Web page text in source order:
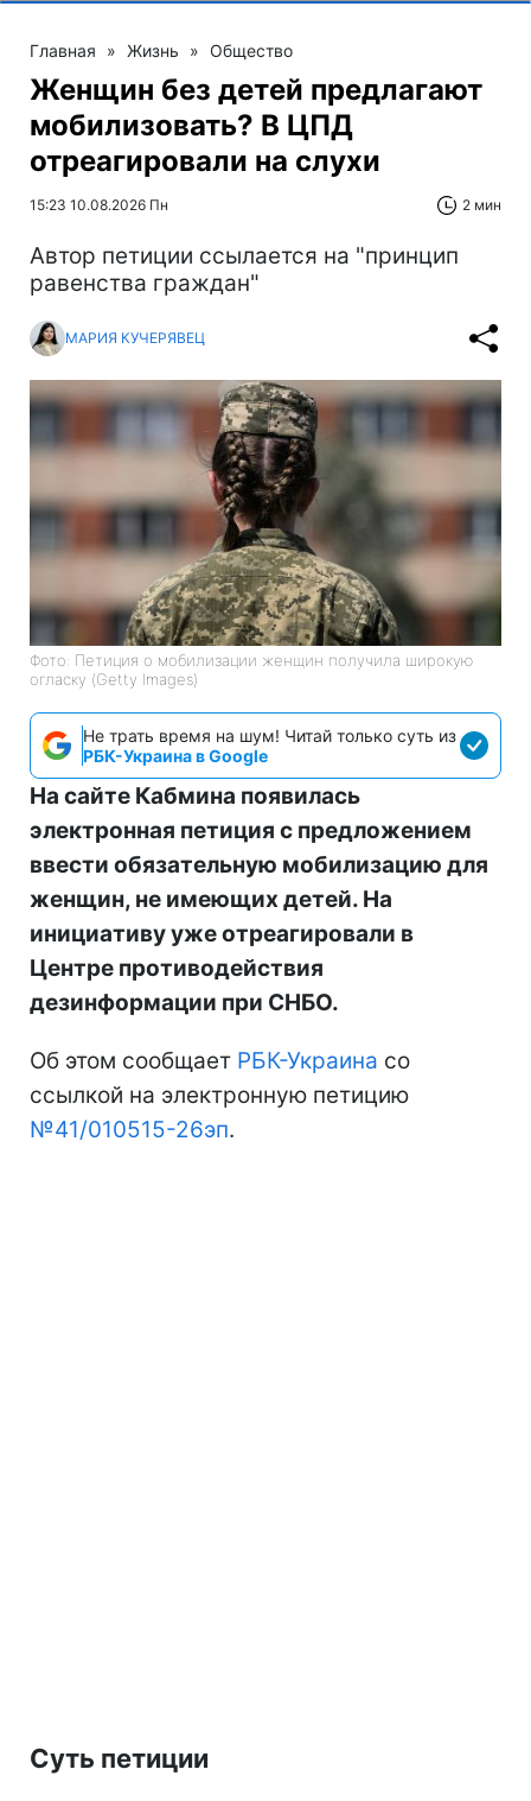
Главная » Жизнь » Общество
Женщин без детей предлагают
мобилизовать? В ЦПД
отреагировали на слухи
15:23 10.08.2026 Пн 2 мин
Автор петиции ссылается на "принцип
равенства граждан"
МАРИЯ КУЧЕРЯВЕЦ
Фото: Петиция о мобилизации женщин получила широкую
огласку (Getty Images)
Не трать время на шум! Читай только суть из
РБК-Украина в Google
На сайте Кабмина появилась
электронная петиция с предложением
ввести обязательную мобилизацию для
женщин, не имеющих детей. На
инициативу уже отреагировали в
Центре противодействия
дезинформации при СНБО.
Об этом сообщает РБК-Украина со
ссылкой на электронную петицию
№41/010515-26эп.
Суть петиции